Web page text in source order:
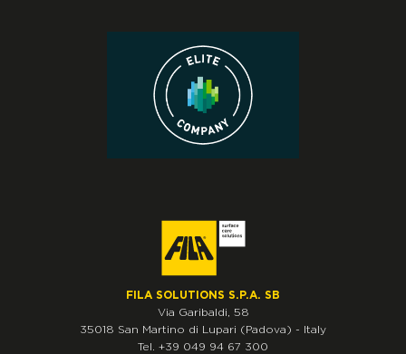
FILA SOLUTIONS S.P.A. SB
Via Garibaldi, 58
35018 San Martino di Lupari (Padova) -
Italy
Tel. +39 049 94 67 300